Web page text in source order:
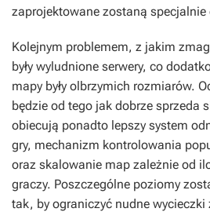
zaprojektowane zostaną
Kolejnym problemem, z jakim
były wyludnione serwery, co
mapy były olbrzymich rozmiarów.
będzie od tego jak dobrze sprzeda
obiecują ponadto lepszy system
gry, mechanizm kontrolowania
oraz skalowanie map zależnie od
graczy. Poszczególne poziomy
tak, by ograniczyć nudne wycieczki